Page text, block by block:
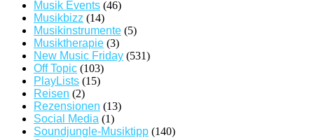
Musik Events (46)
Musikbizz (14)
Musikinstrumente (5)
Musiktherapie (3)
New Music Friday (531)
Off Topic (103)
PlayLists (15)
Reisen (2)
Rezensionen (13)
Social Media (1)
Soundjungle-Musiktipp (140)